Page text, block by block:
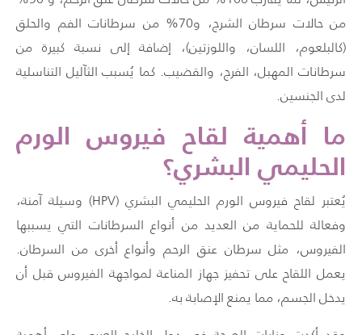
من حالات سرطان الشرج، و70% من سرطانات الفم والحلق
(كالبلعوم، اللسان، واللوزتين)، إضافة إلى نسبة كبيرة من
سرطانات المهبل، الفرج، والقضيب. كما يُسبب الثآليل التناسلية
لدى الجنسين.
ما أهمية لقاح فيروس الورم
الحليمي البشري؟
يُعتبر لقاح فيروس الورم الحليمي البشري (HPV) وسيلة آمنة،
وفعالة للحماية من العديد من أنواع السرطانات التي يسببها
الفيروس، مثل سرطان عنق الرحم وأنواع أخرى من السرطان.
يعمل اللقاح على تحفيز جهاز المناعة لمواجهة الفيروس قبل أن
يدخل الجسم، مما يمنع الإصابة به.